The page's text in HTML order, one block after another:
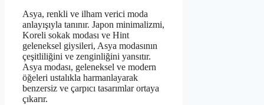
Asya, renkli ve ilham verici moda
anlayışıyla tanınır. Japon minimalizmi,
Koreli sokak modası ve Hint
geleneksel giysileri, Asya modasının
çeşitliliğini ve zenginliğini yansıtır.
Asya modası, geleneksel ve modern
öğeleri ustalıkla harmanlayarak
benzersiz ve çarpıcı tasarımlar ortaya
çıkarır.